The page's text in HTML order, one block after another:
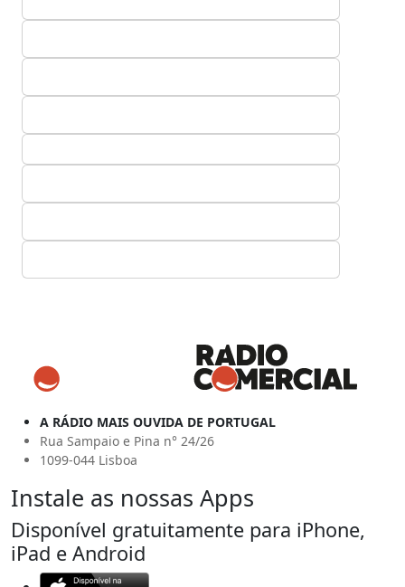
A RÁDIO MAIS OUVIDA DE PORTUGAL
Rua Sampaio e Pina n° 24/26
1099-044 Lisboa
Instale as nossas Apps
Disponível gratuitamente para iPhone,
iPad e Android